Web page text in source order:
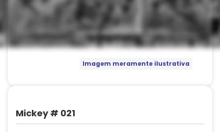
Imagem meramente ilustrativa
Mickey # 021